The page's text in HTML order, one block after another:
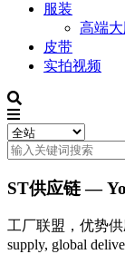
服装
高端
皮带
实拍视频
ST供应链 —
工厂联盟，优势供
supply, global